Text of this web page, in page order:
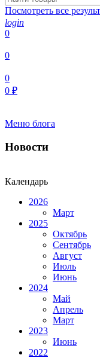
Посмотреть все
login
0
0
0
0 ₽
Меню блога
Новости
Календарь
2026
Март
2025
Октябрь
Сентябрь
Август
Июль
Июнь
2024
Май
Апрель
Март
2023
Июнь
2022